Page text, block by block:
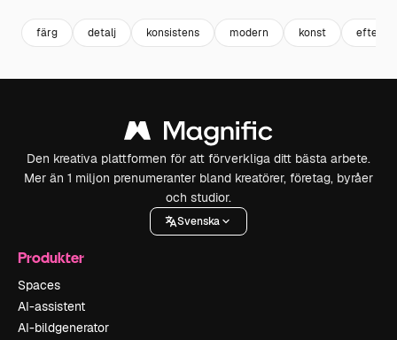
färg detalj konsistens modern konst
Den kreativa plattformen för att förverkliga ditt bästa arbete.
Mer än 1 miljon prenumeranter bland kreatörer, företag, byråer
och studior.
Svenska
Produkter
Spaces
AI-assistent
AI-bildgenerator